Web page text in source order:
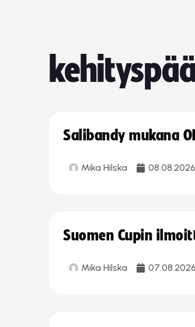
Salibandy mukana
Mika Hilska 08.08.2026
Suomen Cupin
Mika Hilska 07.08.2026